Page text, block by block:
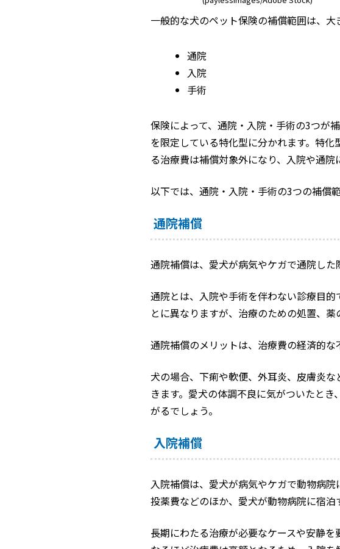
一般的な犬のペット保険の補償範囲は、大
通院
入院
手術
保険によって、通院・入院・手術の3つが
を限定している特化型に分かれます。特
る治療費は補償対象外になり、入院や通院
以下では、通院・入院・手術の3つの補償
通院補償
通院補償は、愛犬が病気やケガで通院した
通院とは、入院や手術を伴わない診療目
とに異なりますが、治療のための処置、
通院補償のメリットは、治療費の経済的な
犬の場合、下痢や軟便、外耳炎、皮膚炎
きます。愛犬の体調不良に気がついたと
がるでしょう。
入院補償
入院補償は、愛犬が病気やケガで動物病
投薬費などのほか、愛犬が動物病院に宿泊
長期にわたる治療が必要なケースや安静